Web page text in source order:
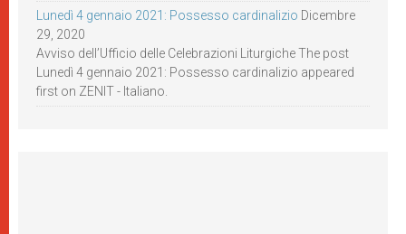
Lunedì 4 gennaio 2021: Possesso cardinalizio Dicembre
29, 2020
Avviso dell’Ufficio delle Celebrazioni Liturgiche The post
Lunedì 4 gennaio 2021: Possesso cardinalizio appeared
first on ZENIT - Italiano.